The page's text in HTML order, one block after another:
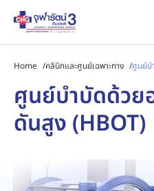
Home /คลินิกและศูนย์เฉพาะทาง /ศูนย์บ
ศูนย์บำบัดด้วย
ดันสูง (HBOT)